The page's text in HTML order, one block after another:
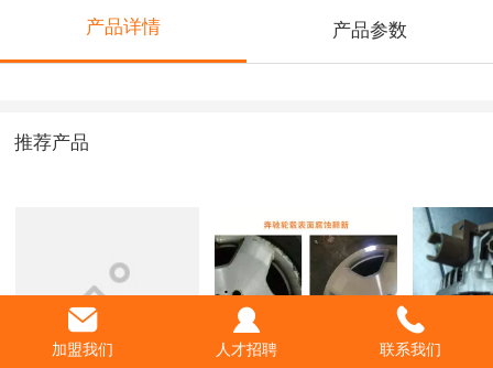
产品详情 产品参数
推荐产品
产品3 001 发电机
加盟我们 人才招聘 联系我们